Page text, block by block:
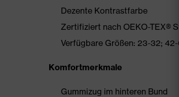
Dezente Kontrastfarbe
Zertifiziert nach OEKO-TEX®
Verfügbare Größen: 23-32;
Komfortmerkmale
Gummizug im hinteren Bund